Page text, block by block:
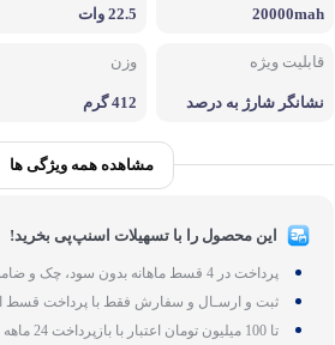
20000mah 22.5 وات
قابلیت ویژه
نشانگر شارژ به درصد
وزن
412 گرم
مشاهده همه ویژگی ها
این محصول را با تسهیلات اسنپ‌پی بخرید!
پرداخت در 4 قسط ماهانه بدون سود، چک و ضامن
ثبت و ارسـال و سفارش فقط با پرداخت قسط
تا 100 میلیون تومان اعتبار با بازپرداخت 24 ماهه